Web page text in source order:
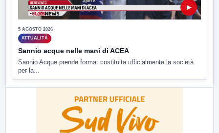
▶
5 AGOSTO 2026
ATTUALITÀ
Sannio acque nelle mani di ACEA
Sannio Acque prende forma: costituita ufficialmente la società
per la...